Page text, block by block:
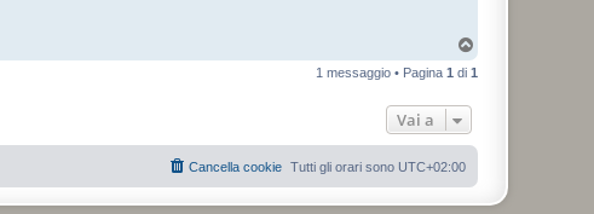
p
1 messaggio • Pagina 1 di 1
Vai a
Tutti gli orari sono UTC+02:00
Cancella cookie